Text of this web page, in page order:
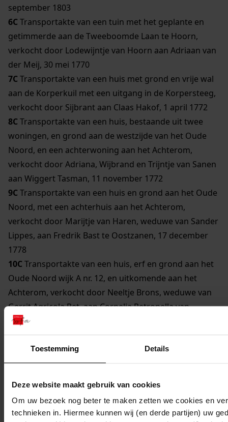
Toestemming Details
Deze website maakt gebruik van cookies
Om uw bezoek nog beter te maken zetten we cookies en
technieken in. Hiermee kunnen wij (en derde partijen) uw
september 1803
6C Transportakte van een tuin met het geplante en
getimmerde aan de Tweeboomde Laan te Hoorn,
verkocht door Lodewijntje van Hoorn aan Adriaan van
der Meij, 30 mei 1770
7C Transportakte van een huis met grond en vrije wal
aan de Korperkuil met een uitgang in de Korpersteeg,
verkocht door Sijbrant aan Claas Hakof, 1 april 1772
8C Transportakte van een huis, bestaande uit twee
woningen, en grond aan de westzijde van het Oude
Noord, en een achterwoning aan het Achterom,
verkocht door Adriana, Wijbrand en Trijntje van Sanen
aan Wiggert Tasman, 11 november 1772
9C Transportakte van een huis en grond aan het Oude
Noord, met een achterhuis aan het Achterom,
verkocht door Marijtje van Haren, weduwe van Sander
Lippes, aan Fredrik Bast te Oostzanen, 17 december
1778
10C Transportakte van een huis, erf en grond aan het
Oude Noord wijk A nr. 12, en uitkomende aan het
Achterom, verkocht door Neeltje Brons, weduwe van
Gerrit Agricola Pet, aan Cornelia Petronella van
Loosen, echtgenote van Samuel Snouck van Loosen, te
Enkhuizen, 16 mei 1828
Transportakte van een stal aan de westzijde van
het Achterom, verkocht door Anthony Waardenburgh
Transportakte van een pakhuis en grond op de
hoek van de Vrouwesteeg, verkocht door Jan Edingh